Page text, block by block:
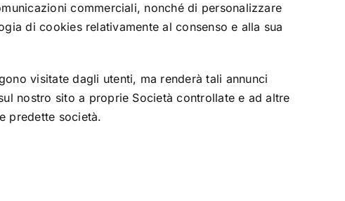
commerciali, nonché di personalizzare
di cookies relativamente al consenso e alla sua
visitate dagli utenti, ma renderà tali annunci
nostro sito a proprie Società controllate e ad altre
predette società.